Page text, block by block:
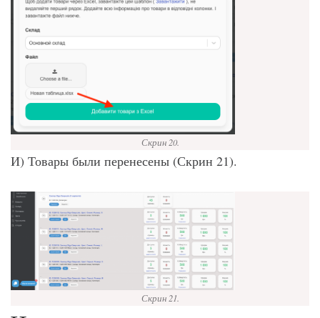
Скрин 20.
И) Товары были перенесены (Скрин 21).
Скрин 21.